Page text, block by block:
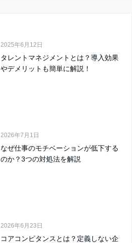
2025年6月12日
タレントマネジメントとは？導入効果
やデメリットも簡単に解説！
2026年7月1日
なぜ仕事のモチベーションが低下する
のか？3つの対処法を解説
2026年6月23日
コアコンピタンスとは？定義しない企